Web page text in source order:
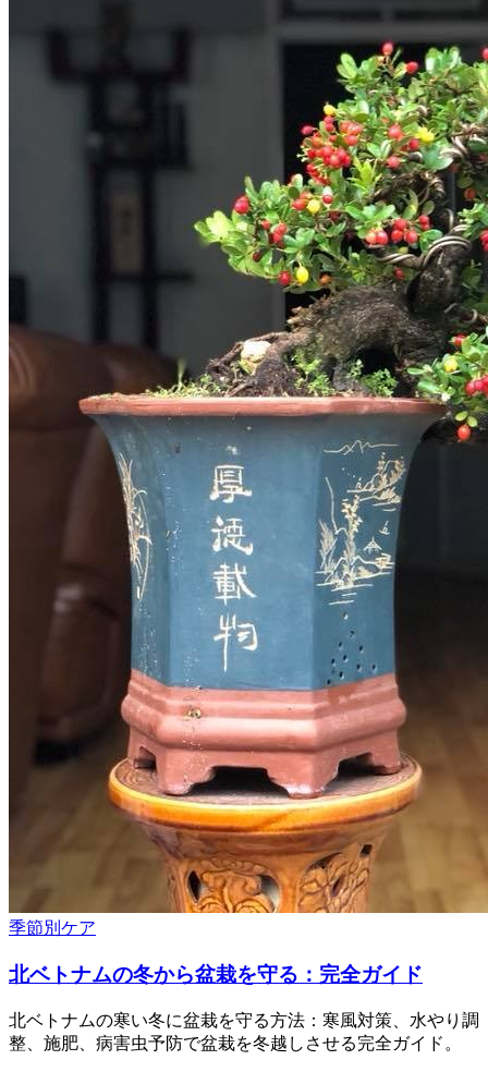
季節別ケア
北ベトナムの冬から盆栽を守る：完全ガイド
北ベトナムの寒い冬に盆栽を守る方法：寒風対策、水やり調
整、施肥、病害虫予防で盆栽を冬越しさせる完全ガイド。